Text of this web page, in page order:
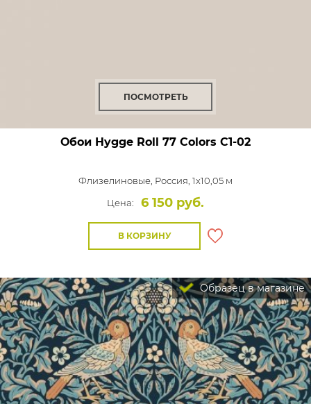
ПОСМОТРЕТЬ
Обои Hygge Roll 77 Colors C1-02
Флизелиновые, Россия, 1x10,05 м
Цена:
6 150 руб.
В КОРЗИНУ
Образец в магазине